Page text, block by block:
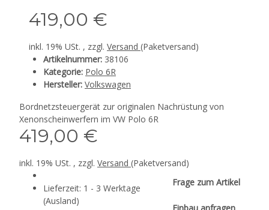
419,00 €
inkl. 19% USt. , zzgl. Versand (Paketversand)
Artikelnummer: 38106
Kategorie: Polo 6R
Hersteller: Volkswagen
Bordnetzsteuergerät zur originalen Nachrüstung von
Xenonscheinwerfern im VW Polo 6R
419,00 €
inkl. 19% USt. , zzgl. Versand (Paketversand)
Lieferzeit: 1 - 3 Werktage
(Ausland)
Frage zum Artikel